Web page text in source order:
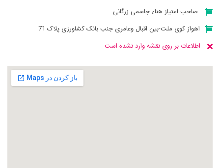
صاحب امتیاز هناء جاسمی زرگانی
اهواز کوی ملت-بین اقبال وعامری جنب بانک کشاورزی پلاک 71
اطلاعات بر روی نقشه وارد نشده است